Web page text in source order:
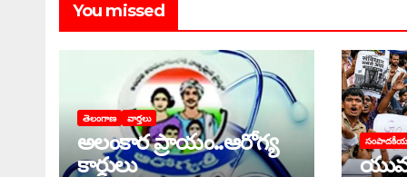
You missed
తెలంగాణ వార్తలు
అలంకార ప్రాయం..ఆరోగ్య
కార్డులు